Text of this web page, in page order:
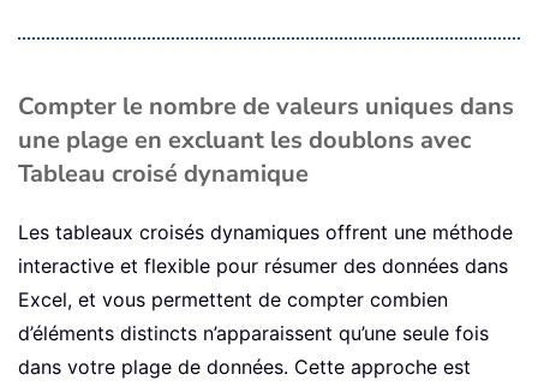
Compter le nombre de valeurs uniques dans
une plage en excluant les doublons avec
Tableau croisé dynamique
Les tableaux croisés dynamiques offrent une méthode
interactive et flexible pour résumer des données dans
Excel, et vous permettent de compter combien
d’éléments distincts n’apparaissent qu’une seule fois
dans votre plage de données. Cette approche est